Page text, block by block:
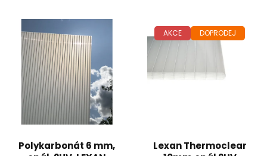
Polykarbonát 6 mm,
AKCE DOPRODEJ
Lexan Thermoclear